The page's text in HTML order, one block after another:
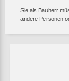
Sie als Bauherr
andere Personen